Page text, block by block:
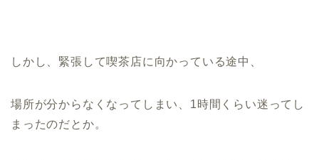
しかし、緊張して喫茶店に向かっている途中、
場所が分からなくなってしまい、1時間くらい迷ってし
まったのだとか。